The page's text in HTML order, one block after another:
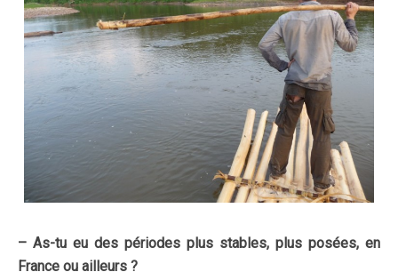
– As-tu eu des périodes plus stables, plus posées, en
France ou ailleurs ?